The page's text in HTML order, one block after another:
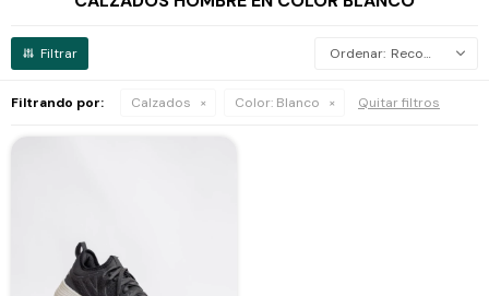
Recomendados
Filtrando por: Calzados Color: Blanco Quitar filtros